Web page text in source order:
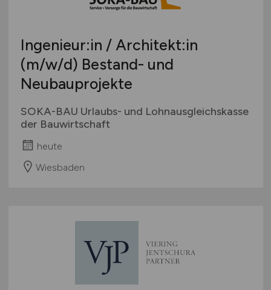
Ingenieur:in / Architekt:in
(m/w/d) Bestand- und
Neubauprojekte
SOKA-BAU Urlaubs- und Lohnausgleichskasse
der Bauwirtschaft
heute
Wiesbaden